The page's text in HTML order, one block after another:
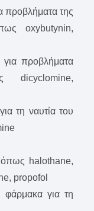
προβλήματα της
oxybutynin,
προβλήματα
dicyclomine,
τη ναυτία του
όπως halothane,
propofol
για τη